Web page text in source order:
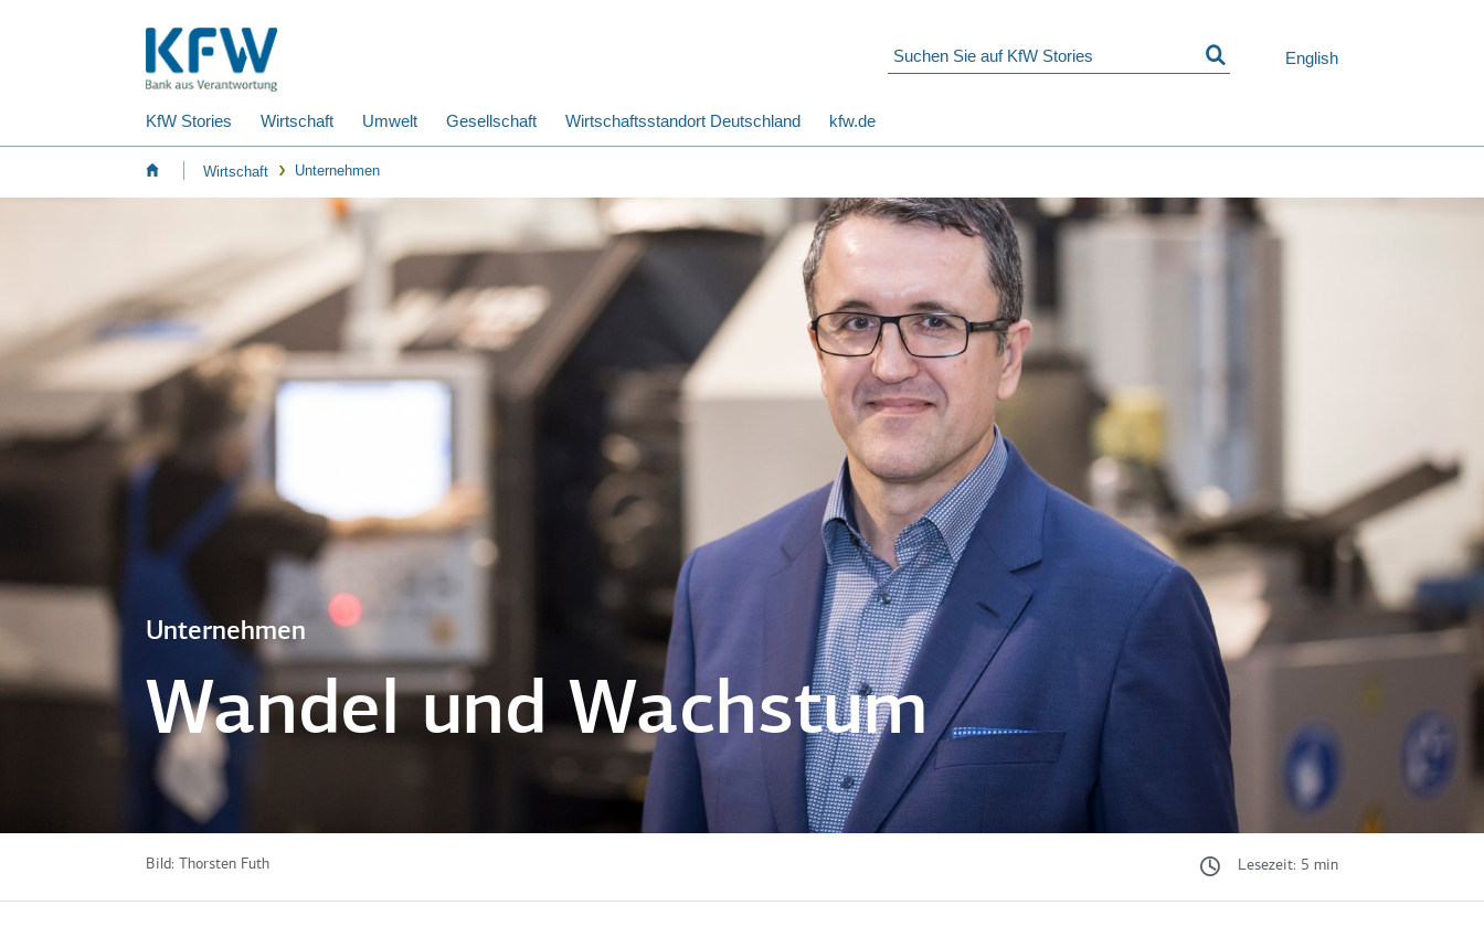
English
KfW Stories Wirtschaft Umwelt Gesellschaft Wirtschaftsstandort Deutschland kfw.de
Wirtschaft Unternehmen
Unternehmen
Wandel und Wachstum
Bild: Thorsten Futh Lesezeit: 5 min